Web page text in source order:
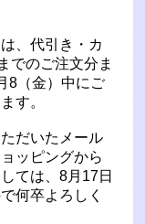
、代引き・カ
でのご注文分ま
8（金）中にご
す。
だいたメール
ッピングから
ては、8月17日
何卒よろしく